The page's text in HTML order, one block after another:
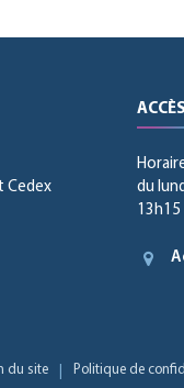
Cedex
du
13h15
du site Politique de